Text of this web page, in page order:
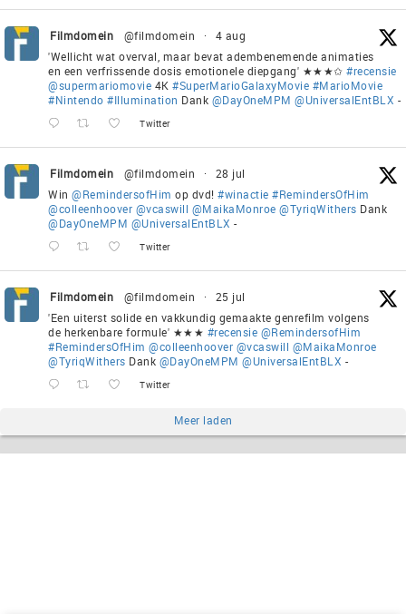
Filmdomein @filmdomein ·
4 aug
'Wellicht wat overval, maar bevat adembenemende animaties
en een verfrissende dosis emotionele diepgang' ★★★✩ #recensie
@supermariomovie 4K #SuperMarioGalaxyMovie #MarioMovie
#Nintendo #Illumination Dank @DayOneMPM @UniversalEntBLX -
Twitter
Filmdomein @filmdomein ·
28 jul
Win @RemindersofHim op dvd! #winactie #RemindersOfHim
@colleenhoover @vcaswill @MaikaMonroe @TyriqWithers Dank
@DayOneMPM @UniversalEntBLX -
Twitter
Filmdomein @filmdomein ·
25 jul
'Een uiterst solide en vakkundig gemaakte genrefilm volgens
de herkenbare formule' ★★★ #recensie @RemindersofHim
#RemindersOfHim @colleenhoover @vcaswill @MaikaMonroe
@TyriqWithers Dank @DayOneMPM @UniversalEntBLX -
Twitter
Meer laden